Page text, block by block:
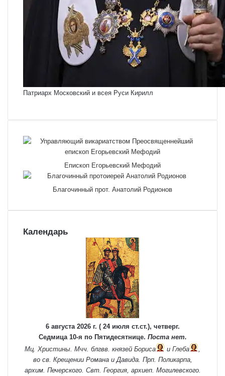
Патриарх Московский и всея Руси Кирилл
Епископ Егорьевский Мефодий
Благочинный прот. Анатолий Родионов
Календарь
6 августа 2026 г. ( 24 июля ст.ст.), четверг.
Седмица 10-я по Пятидесятнице. Поста нет.
Мц. Христины . Мчч. блгвв. князей Бориса и Глеба
во св. Крещении Романа и Давида. Прп. Поликарпа,
архим. Печерского. Свт. Георгия, архиеп. Могилевского.